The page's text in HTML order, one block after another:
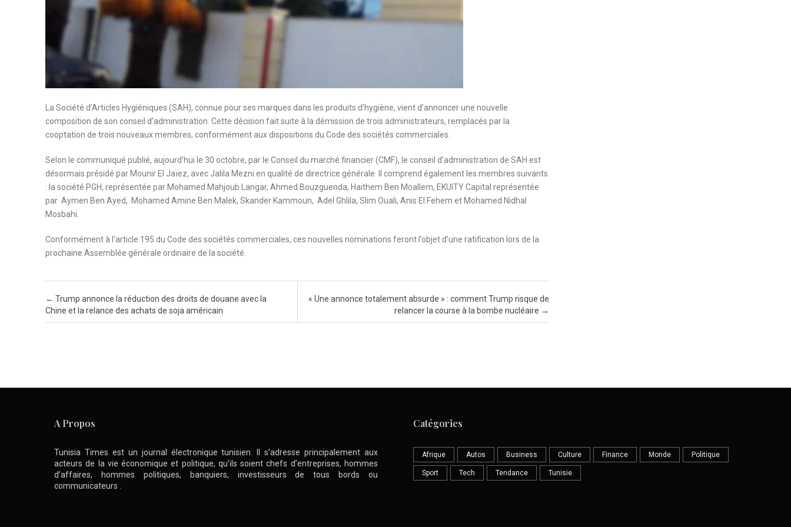
La Société d’Articles Hygiéniques (SAH), connue pour ses marques dans les produits d’hygiène, vient d’annoncer une nouvelle
composition de son conseil d’administration. Cette décision fait suite à la démission de trois administrateurs, remplacés par la
cooptation de trois nouveaux membres, conformément aux dispositions du Code des sociétés commerciales.
Selon le communiqué publié, aujourd’hui le 30 octobre, par le Conseil du marché financier (CMF), le conseil d’administration de SAH est
désormais présidé par Mounir El Jaïez, avec Jalila Mezni en qualité de directrice générale. Il comprend également les membres suivants
: la société PGH, représentée par Mohamed Mahjoub Langar, Ahmed Bouzguenda, Haithem Ben Moallem, EKUITY Capital représentée
par Aymen Ben Ayed, Mohamed Amine Ben Malek, Skander Kammoun, Adel Ghlila, Slim Ouali, Anis El Fehem et Mohamed Nidhal
Mosbahi.
Conformément à l’article 195 du Code des sociétés commerciales, ces nouvelles nominations feront l’objet d’une ratification lors de la
prochaine Assemblée générale ordinaire de la société.
Post navigation
← Trump annonce la réduction des droits de douane avec la
Chine et la relance des achats de soja américain
« Une annonce totalement absurde » : comment Trump risque de
relancer la course à la bombe nucléaire →
A Propos
Tunisia Times est un journal électronique tunisien. Il s’adresse principalement aux
acteurs de la vie économique et politique, qu’ils soient chefs d’entreprises, hommes
d’affaires, hommes politiques, banquiers, investisseurs de tous bords ou
communicateurs .
Catégories
Afrique Autos Business Culture Finance Monde Politique
Sport Tech Tendance Tunisie